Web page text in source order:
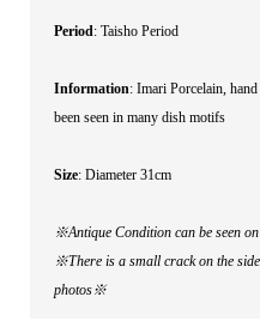
Period: Taisho Period
Information: Imari Porcelain,
been seen in many dish motifs
Size: Diameter 31cm
※Antique Condition can be seen
※There is a small crack on the
photos※